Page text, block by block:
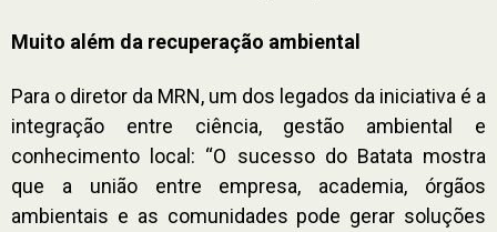
Muito além da recuperação ambiental
Para o diretor da MRN, um dos legados da iniciativa é a
integração entre ciência, gestão ambiental e
conhecimento local: “O sucesso do Batata mostra
que a união entre empresa, academia, órgãos
ambientais e as comunidades pode gerar soluções